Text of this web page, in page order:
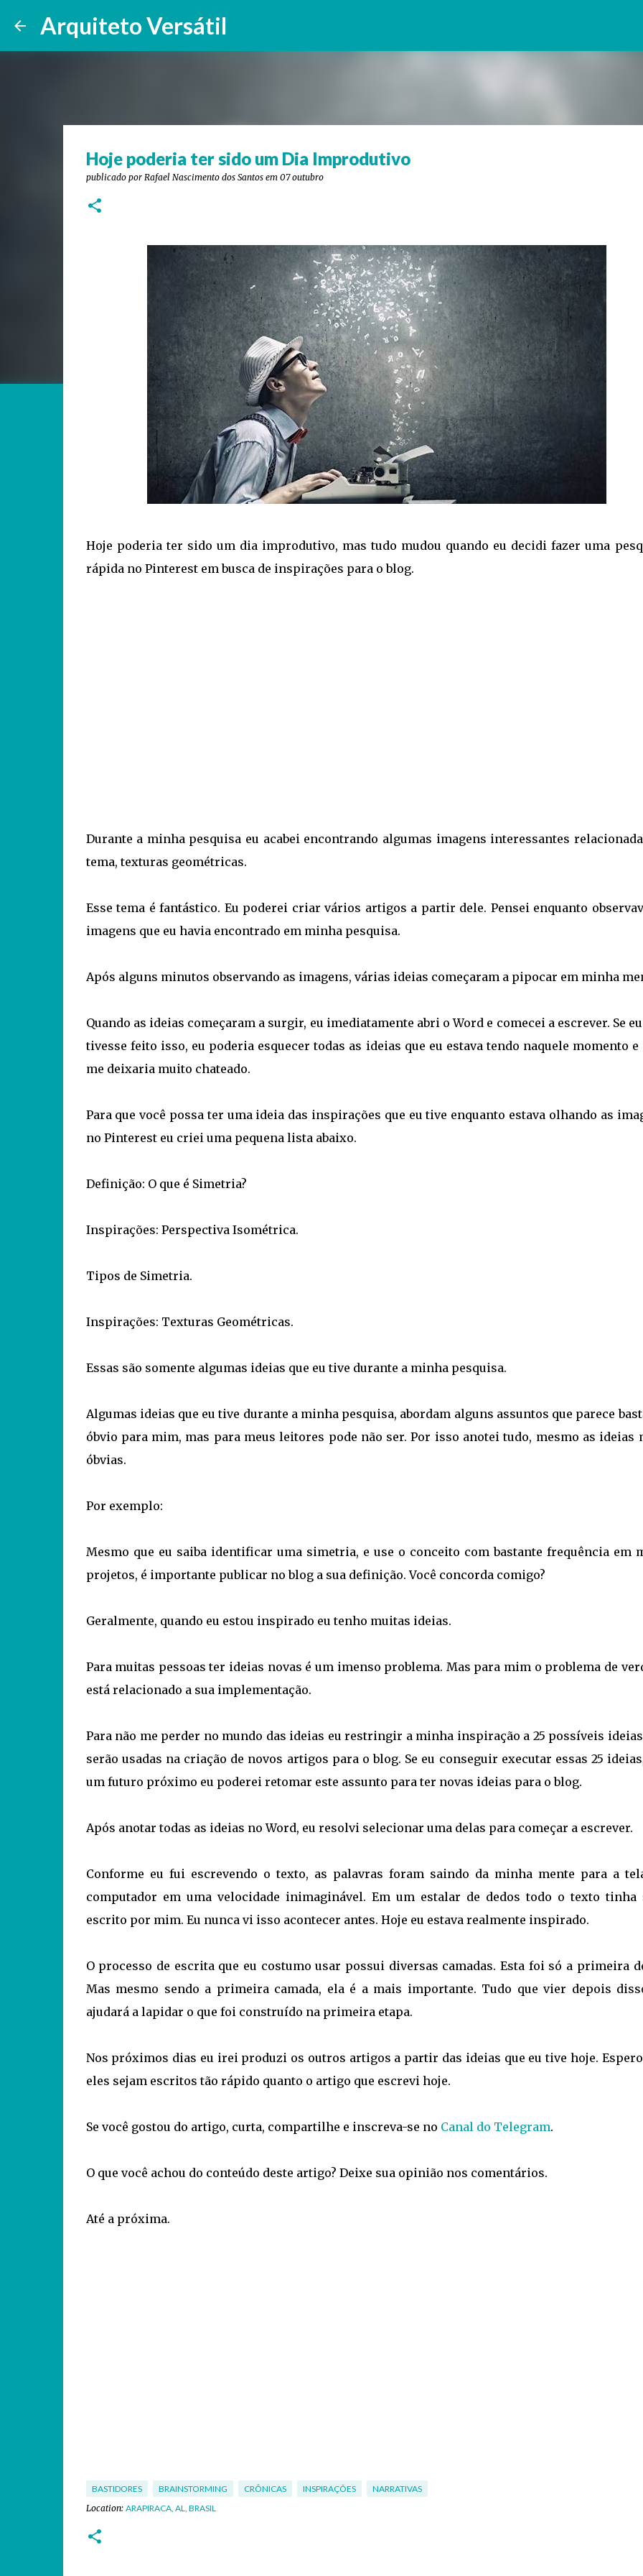
Arquiteto Versátil
Hoje poderia ter sido um Dia Improdutivo
publicado por Rafael Nascimento dos Santos em 07 outubro
Hoje poderia ter sido um dia improdutivo, mas tudo mudou quando eu decidi fazer uma
rápida no Pinterest em busca de inspirações para o blog.
Durante a minha pesquisa eu acabei encontrando algumas imagens interessantes
tema, texturas geométricas.
Esse tema é fantástico. Eu poderei criar vários artigos a partir dele. Pensei enquanto
imagens que eu havia encontrado em minha pesquisa.
Após alguns minutos observando as imagens, várias ideias começaram a pipocar em minha
Quando as ideias começaram a surgir, eu imediatamente abri o Word e comecei a escrever. Se
tivesse feito isso, eu poderia esquecer todas as ideias que eu estava tendo naquele momento e
me deixaria muito chateado.
Para que você possa ter uma ideia das inspirações que eu tive enquanto estava olhando as
no Pinterest eu criei uma pequena lista abaixo.
Definição: O que é Simetria?
Inspirações: Perspectiva Isométrica.
Tipos de Simetria.
Inspirações: Texturas Geométricas.
Essas são somente algumas ideias que eu tive durante a minha pesquisa.
Algumas ideias que eu tive durante a minha pesquisa, abordam alguns assuntos que parece
óbvio para mim, mas para meus leitores pode não ser. Por isso anotei tudo, mesmo as ideias
óbvias.
Por exemplo:
Mesmo que eu saiba identificar uma simetria, e use o conceito com bastante frequência em
projetos, é importante publicar no blog a sua definição. Você concorda comigo?
Geralmente, quando eu estou inspirado eu tenho muitas ideias.
Para muitas pessoas ter ideias novas é um imenso problema. Mas para mim o problema de
está relacionado a sua implementação.
Para não me perder no mundo das ideias eu restringir a minha inspiração a 25 possíveis
serão usadas na criação de novos artigos para o blog. Se eu conseguir executar essas 25
um futuro próximo eu poderei retomar este assunto para ter novas ideias para o blog.
Após anotar todas as ideias no Word, eu resolvi selecionar uma delas para começar a escrever.
Conforme eu fui escrevendo o texto, as palavras foram saindo da minha mente para a
computador em uma velocidade inimaginável. Em um estalar de dedos todo o texto tinha
escrito por mim. Eu nunca vi isso acontecer antes. Hoje eu estava realmente inspirado.
O processo de escrita que eu costumo usar possui diversas camadas. Esta foi só a primeira
Mas mesmo sendo a primeira camada, ela é a mais importante. Tudo que vier depois
ajudará a lapidar o que foi construído na primeira etapa.
Nos próximos dias eu irei produzi os outros artigos a partir das ideias que eu tive hoje. Espero
eles sejam escritos tão rápido quanto o artigo que escrevi hoje.
Se você gostou do artigo, curta, compartilhe e inscreva-se no Canal do Telegram.
O que você achou do conteúdo deste artigo? Deixe sua opinião nos comentários.
Até a próxima.
BASTIDORES BRAINSTORMING CRÔNICAS INSPIRAÇÕES
NARRATIVAS
Location: ARAPIRACA, AL, BRASIL